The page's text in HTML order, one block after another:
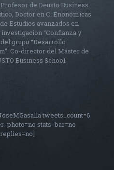
de Deusto Business
Doctor en C. Enonómicas
Estudios avanzados en
“Confianza y
grupo “Desarrollo
Co-director del Máster de
Business School.
tweets_count=6
stats_bar=no